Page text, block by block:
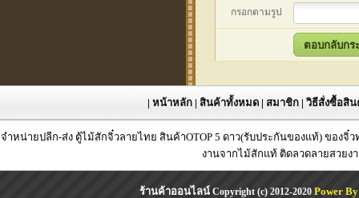
กรอกตามรูป
|หน้าหลัก |สินค้าทั้งหมด |สมาชิก |วิธีสั่งซื้อสิ
จำหน่ายปลีก-ส่ง ตู้ไม้สักจิ๋วลายไทย สินค้าOTOP 5 ดาว(รับประกันของแท้) ของ
งานจากไม้สักแท้ ติดลวดลายสวยง
ร้านค้าออนไลน์ Copyright (c) 2012-2020Power